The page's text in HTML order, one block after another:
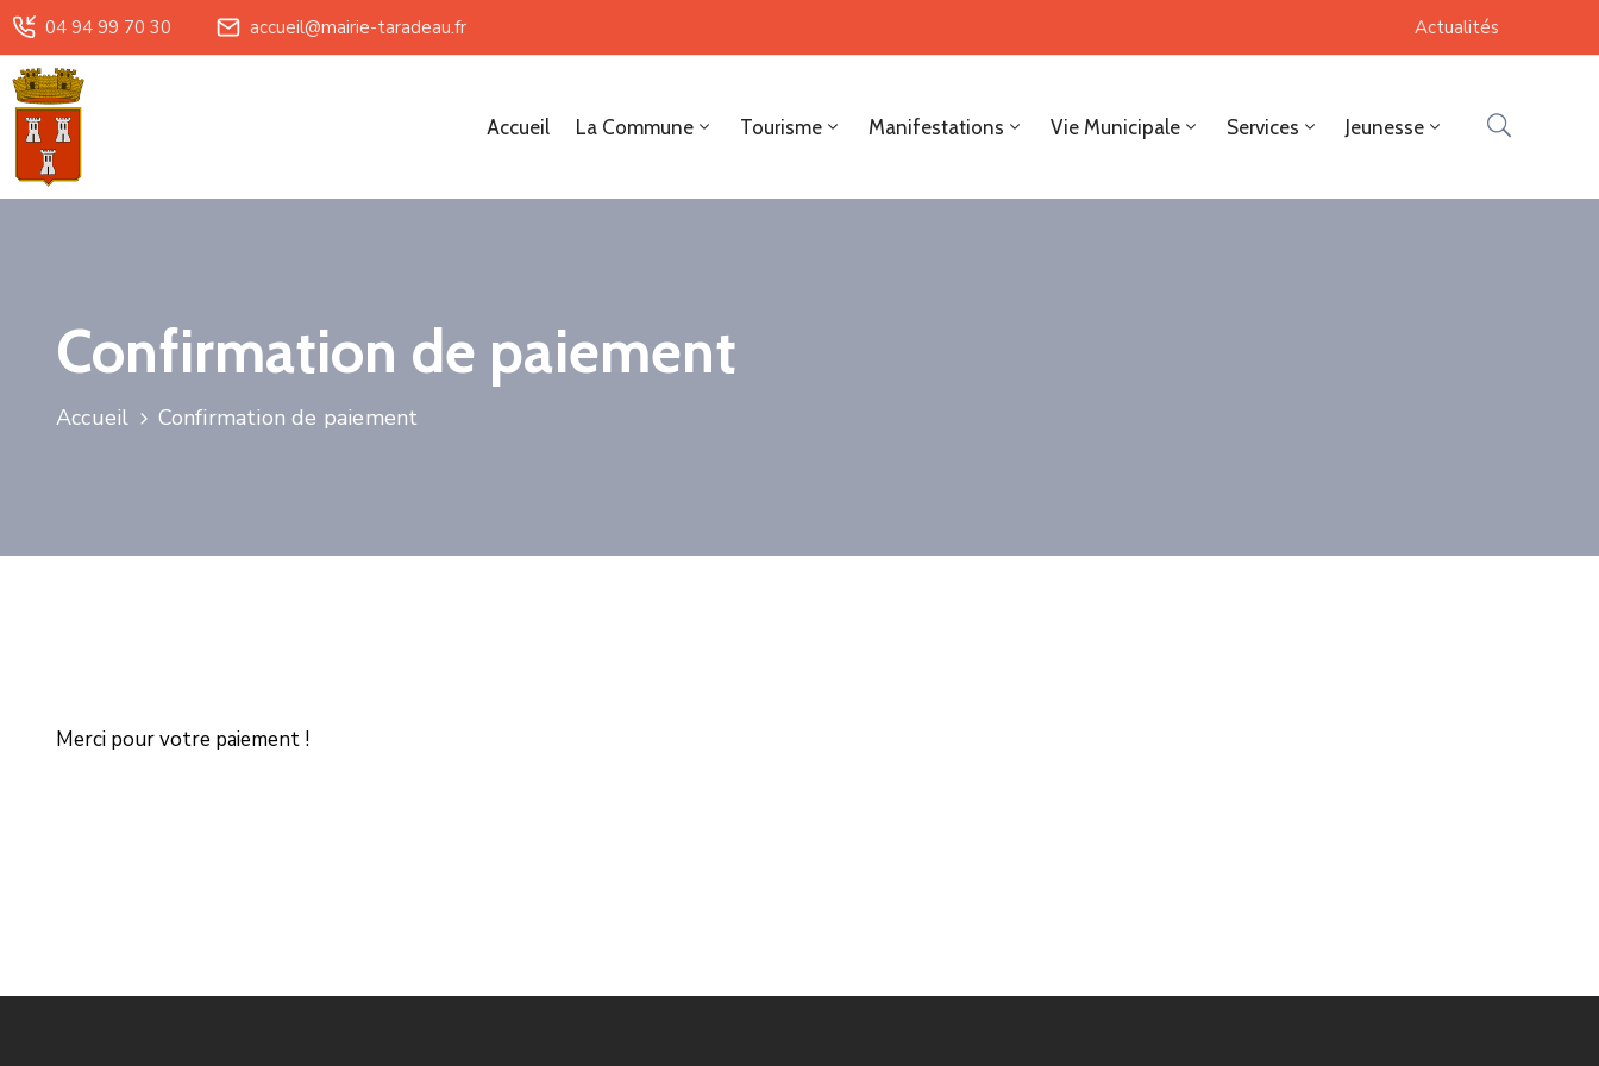
04 94 99 70 30 accueil@mairie-taradeau.fr Actualités
Accueil La Commune Tourisme Manifestations Vie Municipale Services Jeunesse
Confirmation de paiement
Accueil Confirmation de paiement
Merci pour votre paiement !